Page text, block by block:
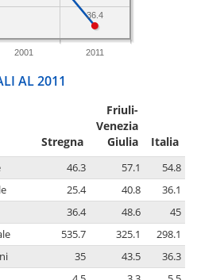
2001 2011
36.4
AL 2011
Stregna
Friuli-
Venezia
Giulia
Italia
46.3 57.1
54.8
25.4 40.8
36.1
36.4 48.6
45
535.7 325.1
298.1
35 43.5
36.3